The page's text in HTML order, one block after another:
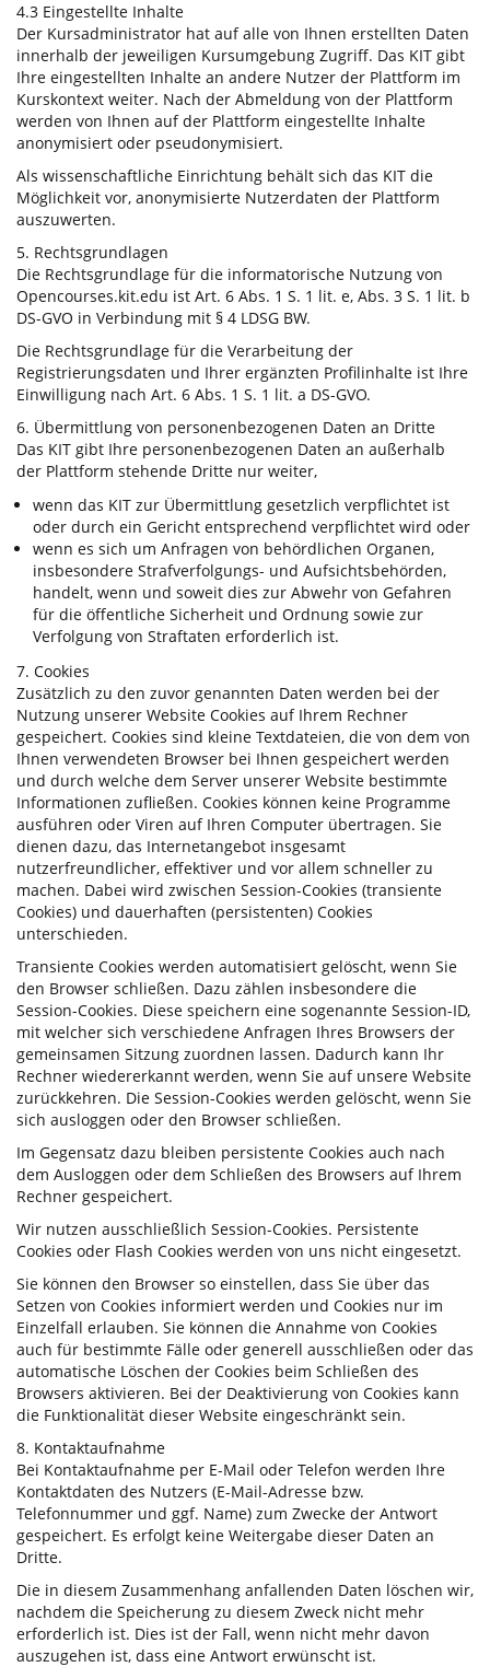
4.3 Eingestellte Inhalte
Der Kursadministrator hat auf alle von Ihnen erstellten Daten
innerhalb der jeweiligen Kursumgebung Zugriff. Das KIT gibt
Ihre eingestellten Inhalte an andere Nutzer der Plattform im
Kurskontext weiter. Nach der Abmeldung von der Plattform
werden von Ihnen auf der Plattform eingestellte Inhalte
anonymisiert oder pseudonymisiert.
Als wissenschaftliche Einrichtung behält sich das KIT die
Möglichkeit vor, anonymisierte Nutzerdaten der Plattform
auszuwerten.
5. Rechtsgrundlagen
Die Rechtsgrundlage für die informatorische Nutzung von
Opencourses.kit.edu ist Art. 6 Abs. 1 S. 1 lit. e, Abs. 3 S. 1 lit. b
DS-GVO in Verbindung mit § 4 LDSG BW.
Die Rechtsgrundlage für die Verarbeitung der
Registrierungsdaten und Ihrer ergänzten Profilinhalte ist Ihre
Einwilligung nach Art. 6 Abs. 1 S. 1 lit. a DS-GVO.
6. Übermittlung von personenbezogenen Daten an Dritte
Das KIT gibt Ihre personenbezogenen Daten an außerhalb
der Plattform stehende Dritte nur weiter,
wenn das KIT zur Übermittlung gesetzlich verpflichtet ist
oder durch ein Gericht entsprechend verpflichtet wird oder
wenn es sich um Anfragen von behördlichen Organen,
insbesondere Strafverfolgungs- und Aufsichtsbehörden,
handelt, wenn und soweit dies zur Abwehr von Gefahren
für die öffentliche Sicherheit und Ordnung sowie zur
Verfolgung von Straftaten erforderlich ist.
7. Cookies
Zusätzlich zu den zuvor genannten Daten werden bei der
Nutzung unserer Website Cookies auf Ihrem Rechner
gespeichert. Cookies sind kleine Textdateien, die von dem von
Ihnen verwendeten Browser bei Ihnen gespeichert werden
und durch welche dem Server unserer Website bestimmte
Informationen zufließen. Cookies können keine Programme
ausführen oder Viren auf Ihren Computer übertragen. Sie
dienen dazu, das Internetangebot insgesamt
nutzerfreundlicher, effektiver und vor allem schneller zu
machen. Dabei wird zwischen Session-Cookies (transiente
Cookies) und dauerhaften (persistenten) Cookies
unterschieden.
Transiente Cookies werden automatisiert gelöscht, wenn Sie
den Browser schließen. Dazu zählen insbesondere die
Session-Cookies. Diese speichern eine sogenannte Session-ID,
mit welcher sich verschiedene Anfragen Ihres Browsers der
gemeinsamen Sitzung zuordnen lassen. Dadurch kann Ihr
Rechner wiedererkannt werden, wenn Sie auf unsere Website
zurückkehren. Die Session-Cookies werden gelöscht, wenn Sie
sich ausloggen oder den Browser schließen.
Im Gegensatz dazu bleiben persistente Cookies auch nach
dem Ausloggen oder dem Schließen des Browsers auf Ihrem
Rechner gespeichert.
Wir nutzen ausschließlich Session-Cookies. Persistente
Cookies oder Flash Cookies werden von uns nicht eingesetzt.
Sie können den Browser so einstellen, dass Sie über das
Setzen von Cookies informiert werden und Cookies nur im
Einzelfall erlauben. Sie können die Annahme von Cookies
auch für bestimmte Fälle oder generell ausschließen oder das
automatische Löschen der Cookies beim Schließen des
Browsers aktivieren. Bei der Deaktivierung von Cookies kann
die Funktionalität dieser Website eingeschränkt sein.
8. Kontaktaufnahme
Bei Kontaktaufnahme per E-Mail oder Telefon werden Ihre
Kontaktdaten des Nutzers (E-Mail-Adresse bzw.
Telefonnummer und ggf. Name) zum Zwecke der Antwort
gespeichert. Es erfolgt keine Weitergabe dieser Daten an
Dritte.
Die in diesem Zusammenhang anfallenden Daten löschen wir,
nachdem die Speicherung zu diesem Zweck nicht mehr
erforderlich ist. Dies ist der Fall, wenn nicht mehr davon
auszugehen ist, dass eine Antwort erwünscht ist.